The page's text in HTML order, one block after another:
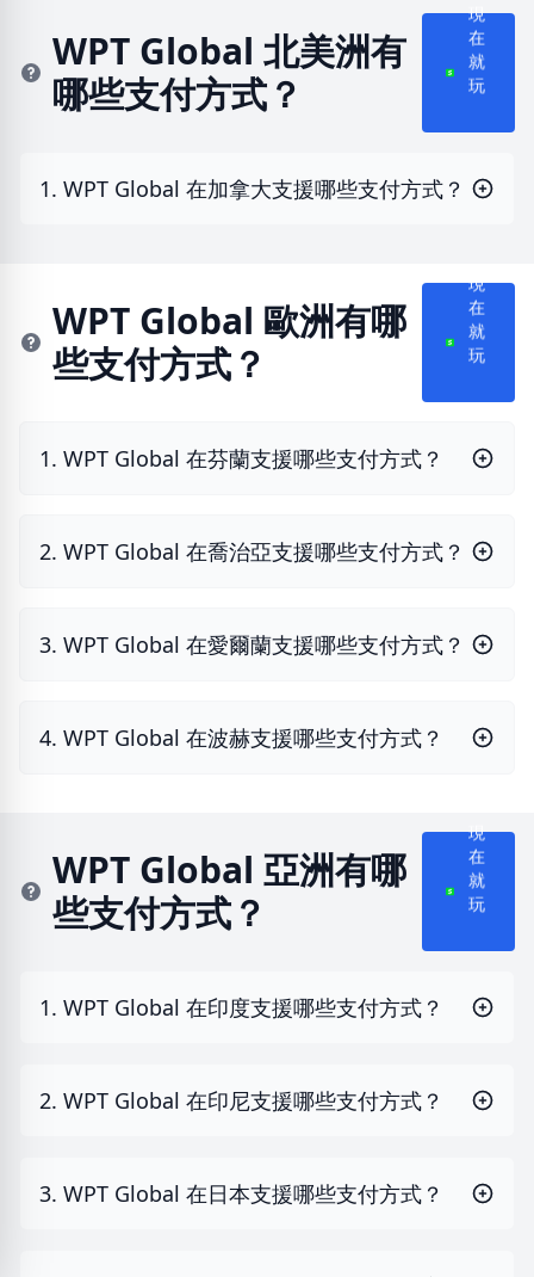
WPT Global 北美洲有
哪些支付方式？
現
在
就
玩
1. WPT Global 在加拿大支援哪些支付方式？
WPT Global 歐洲有哪
些支付方式？
現
在
就
玩
1. WPT Global 在芬蘭支援哪些支付方式？
2. WPT Global 在喬治亞支援哪些支付方式？
3. WPT Global 在愛爾蘭支援哪些支付方式？
4. WPT Global 在波赫支援哪些支付方式？
WPT Global 亞洲有哪
些支付方式？
現
在
就
玩
1. WPT Global 在印度支援哪些支付方式？
2. WPT Global 在印尼支援哪些支付方式？
3. WPT Global 在日本支援哪些支付方式？